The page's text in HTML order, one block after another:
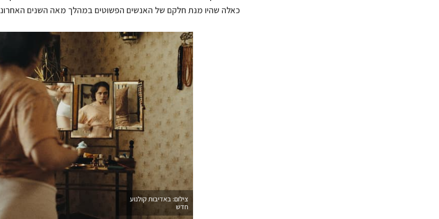
כאלה שהיו מנת חלקם של האנשים הפשוטים במהלך מאה השנים
צילום: באדיבות קולנוע
חדש